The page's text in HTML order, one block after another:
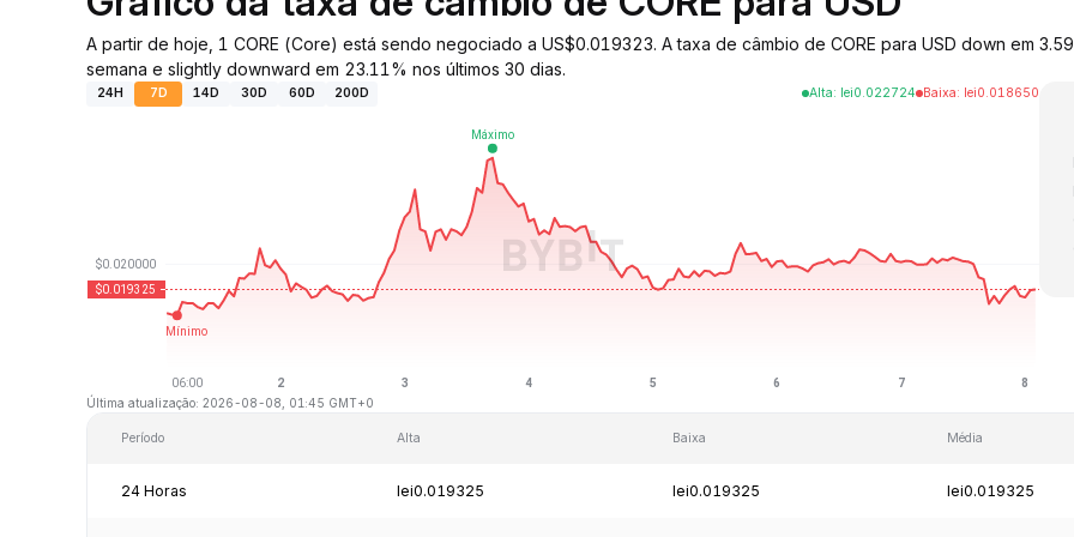
A partir de hoje, 1 CORE (Core) está sendo negociado a US$0.019323. A taxa de câmbio de CORE para USD down em
semana e slightly downward em 23.11% nos últimos 30 dias.
24H 7D 14D 30D 60D 200D Alta: lei0.022724 Baixa: lei0.018650
Última atualização: 2026-08-08, 01:45 GMT+0
Período Alta Baixa Média
24 Horas lei0.019325 lei0.019325 lei0.019325